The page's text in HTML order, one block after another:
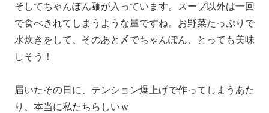
そしてちゃんぽん麺が入っています。スープ以外は一回
で食べきれてしまうような量ですね。お野菜たっぷりで
水炊きをして、そのあと〆でちゃんぽん、とっても美味
しそう！
届いたその日に、テンション爆上げで作ってしまうあた
り、本当に私たちらしいｗ